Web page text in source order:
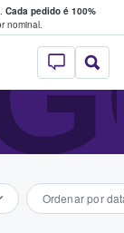
Cada pedido é 100%
nominal.
– onde
Ordenar por